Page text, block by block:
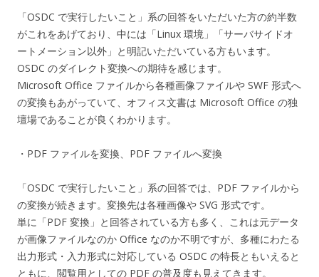
「OSDC で実行したいこと」系の回答をいただいた方の約半数
がこれをあげており、中には「Linux 環境」「サーバサイドオ
ートメーション以外」と明記いただいている方もいます。
OSDC のダイレクト変換への期待を感じます。
Microsoft Office ファイルから各種画像ファイルや SWF 形式へ
の変換もあがっていて、オフィス文書は Microsoft Office の独
壇場であることが良くわかります。
・PDF ファイルを変換、PDF ファイルへ変換
「OSDC で実行したいこと」系の回答では、PDF ファイルから
の変換が続きます。変換先は各種画像や SVG 形式です。
単に「PDF 変換」と回答されている方も多く、これは元データ
が画像ファイルなのか Office なのか不明ですが、多種にわたる
出力形式・入力形式に対応している OSDC の特長ともいえると
ともに、閲覧用としての PDF の普及度も見えてきます。